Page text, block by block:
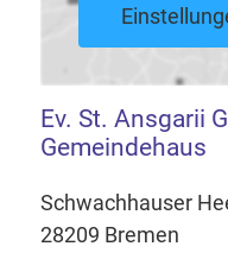
Ev. St. Ansgarii
Gemeindehaus
Schwachhauser
28209 Bremen